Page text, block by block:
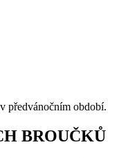
předvánočním období.
BROUČKŮ